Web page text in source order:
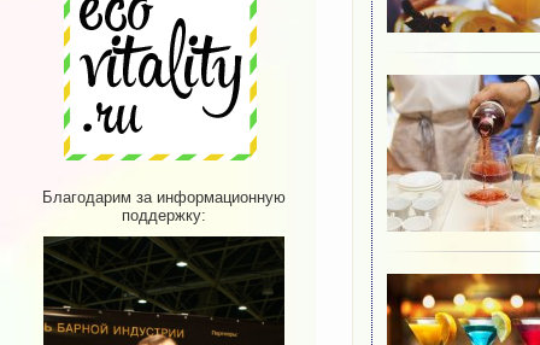
Благодарим за информационную
поддержку: